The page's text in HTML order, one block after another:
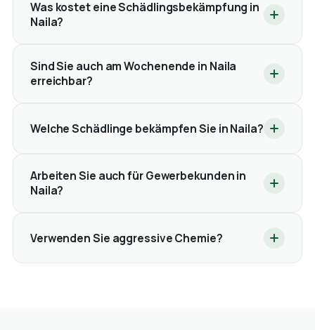
Was kostet eine Schädlingsbekämpfung in
Naila?
Sind Sie auch am Wochenende in Naila
erreichbar?
Welche Schädlinge bekämpfen Sie in Naila?
Arbeiten Sie auch für Gewerbekunden in
Naila?
Verwenden Sie aggressive Chemie?